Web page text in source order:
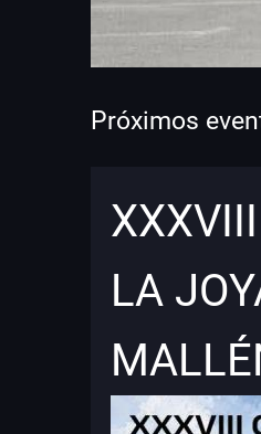
Próximos
LA